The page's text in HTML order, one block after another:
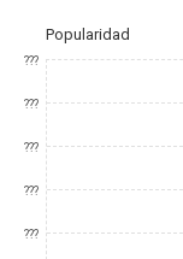
Popularidad
???
???
???
???
???